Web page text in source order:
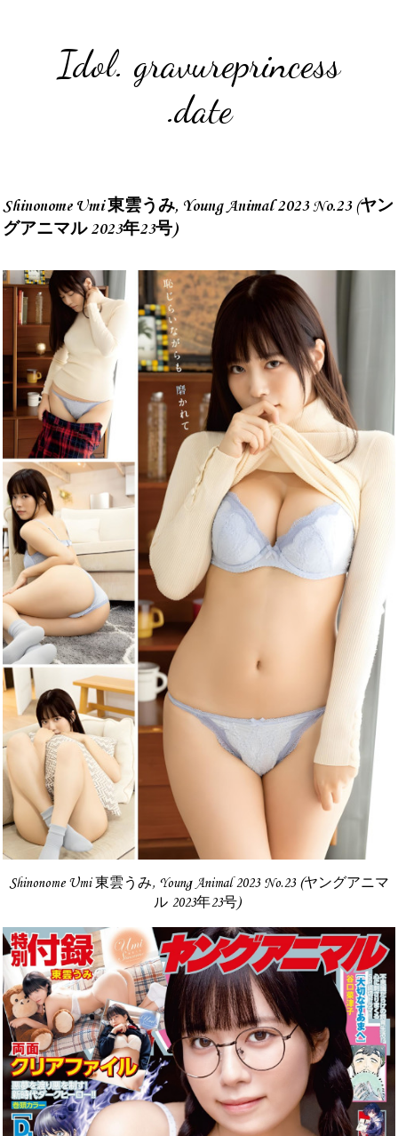
Idol. gravureprincess
.date
Shinonome Umi 東雲うみ, Young Animal 2023 No.23 (ヤン
グアニマル 2023年23号)
Shinonome Umi 東雲うみ, Young Animal 2023 No.23 (ヤングアニマ
ル 2023年23号)